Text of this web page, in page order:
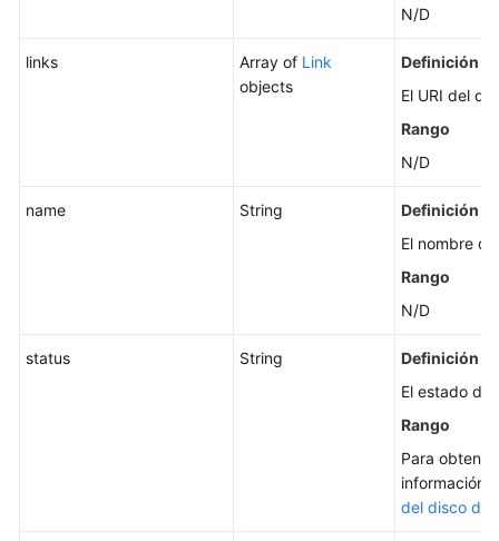
N/D
links Array of Link
objects
Definición
El URI del
Rango
N/D
name String
Definición
El nombre
Rango
N/D
status String
Definición
El estado
Rango
Para obtener
información,
del disco de